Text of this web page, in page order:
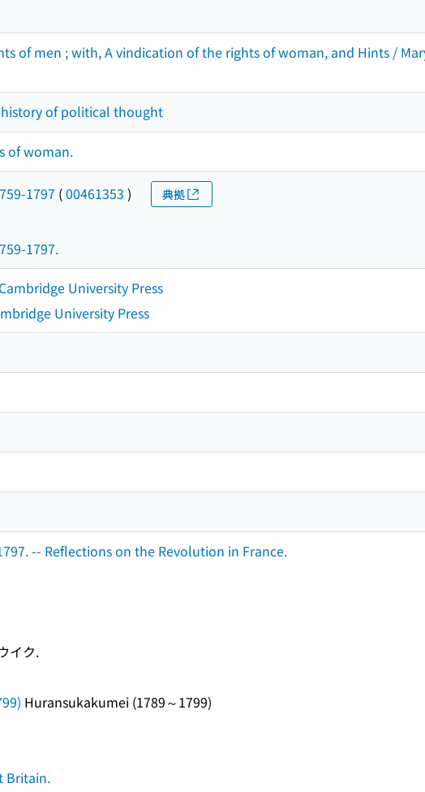
of men ; with, A vindication of the rights of woman, and Hints /
of political thought
of woman.
1797 (00461353 ) 典拠
1797.
University Press
University Press
-- Reflections on the Revolution in France.
イク.
Huransukakumei (1789～1799)
Britain.